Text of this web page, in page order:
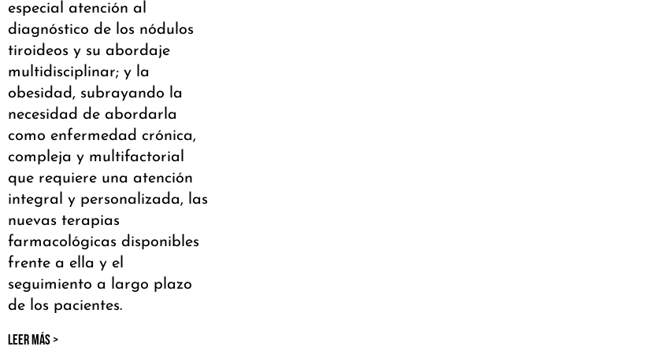
especial atención al
diagnóstico de los nódulos
tiroideos y su abordaje
multidisciplinar; y la
obesidad, subrayando la
necesidad de abordarla
como enfermedad crónica,
compleja y multifactorial
que requiere una atención
integral y personalizada, las
nuevas terapias
farmacológicas disponibles
frente a ella y el
seguimiento a largo plazo
de los pacientes.
LEER MÁS >